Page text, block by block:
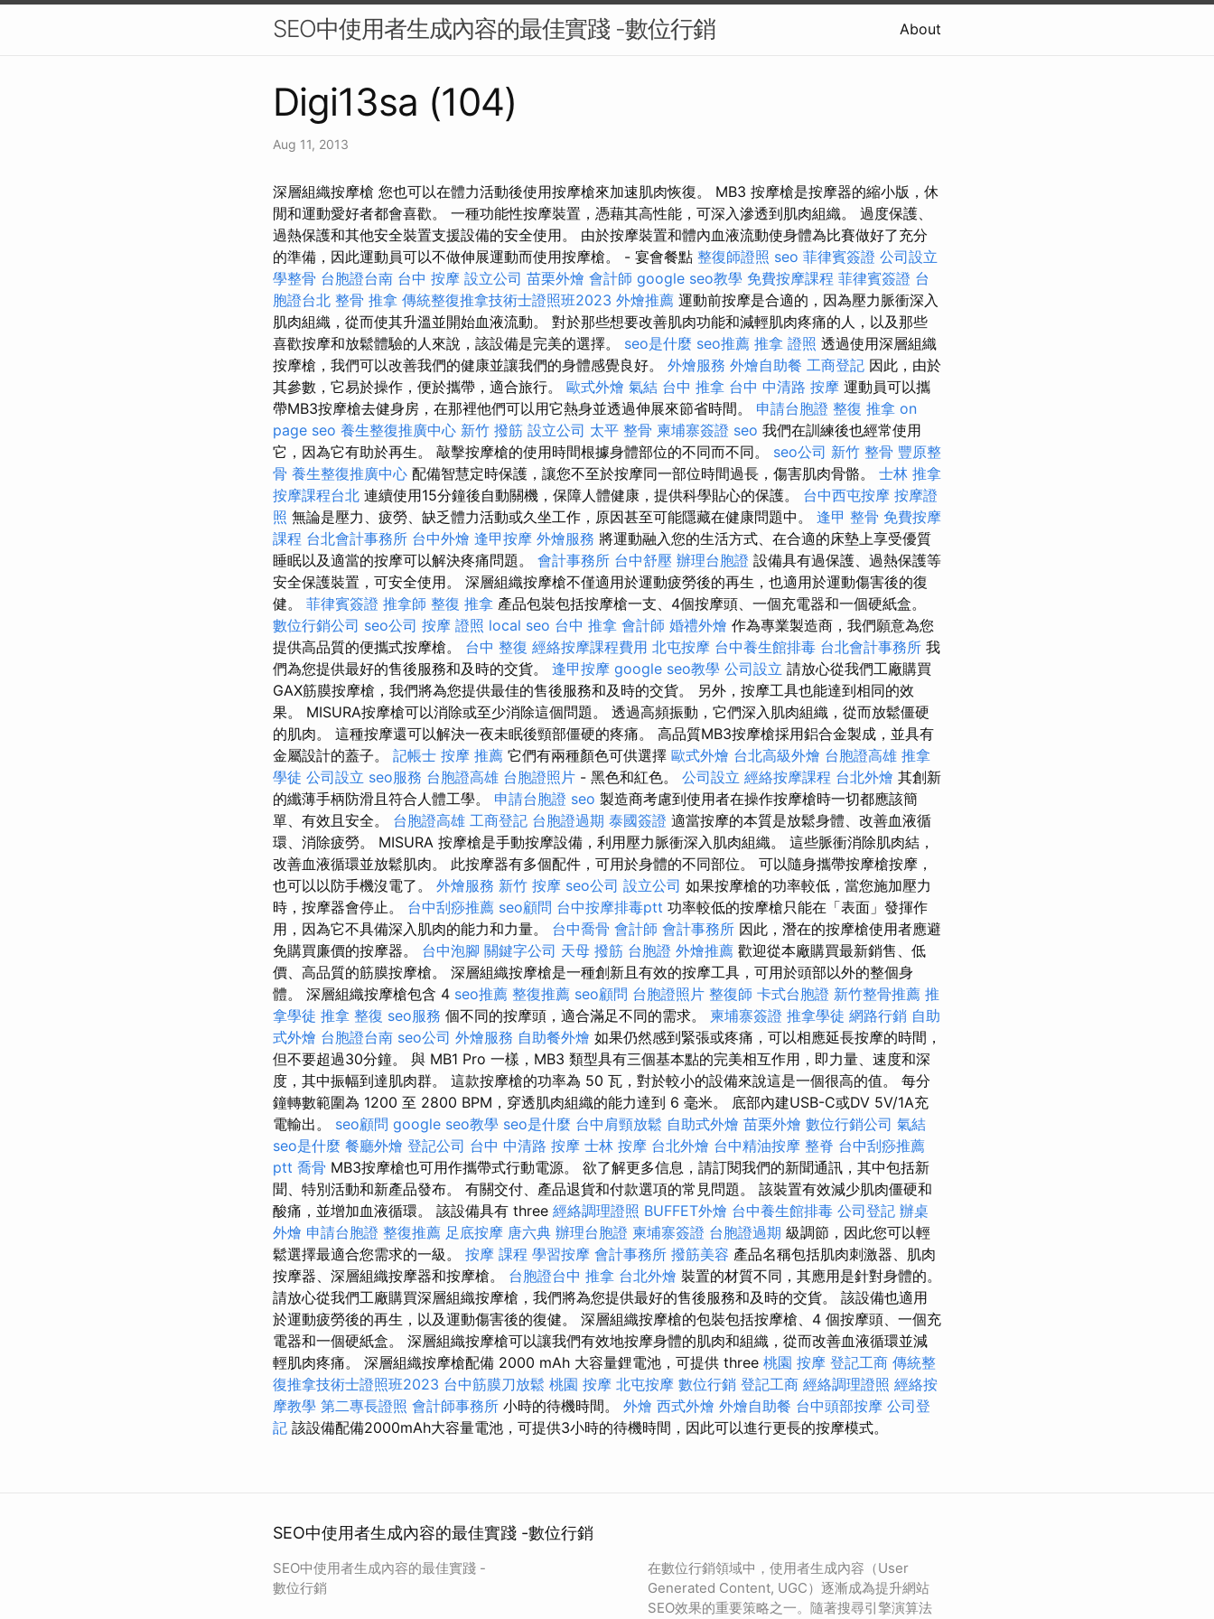
SEO中使用者生成內容的最佳實踐 -數位行銷 About
Digi13sa (104)
Aug 11, 2013
深層組織按摩槍 您也可以在體力活動後使用按摩槍來加速肌肉恢復。 MB3 按摩槍是按摩器的縮小版，休
閒和運動愛好者都會喜歡。 一種功能性按摩裝置，憑藉其高性能，可深入滲透到肌肉組織。 過度保護、
過熱保護和其他安全裝置支援設備的安全使用。 由於按摩裝置和體內血液流動使身體為比賽做好了充分
的準備，因此運動員可以不做伸展運動而使用按摩槍。 - 宴會餐點 整復師證照 seo 菲律賓簽證 公司設立
學整骨 台胞證台南 台中 按摩 設立公司 苗栗外燴 會計師 google seo教學 免費按摩課程 菲律賓簽證 台
胞證台北 整骨 推拿 傳統整復推拿技術士證照班2023 外燴推薦 運動前按摩是合適的，因為壓力脈衝深入
肌肉組織，從而使其升溫並開始血液流動。 對於那些想要改善肌肉功能和減輕肌肉疼痛的人，以及那些
喜歡按摩和放鬆體驗的人來說，該設備是完美的選擇。 seo是什麼 seo推薦 推拿 證照 透過使用深層組織
按摩槍，我們可以改善我們的健康並讓我們的身體感覺良好。 外燴服務 外燴自助餐 工商登記 因此，由於
其參數，它易於操作，便於攜帶，適合旅行。 歐式外燴 氣結 台中 推拿 台中 中清路 按摩 運動員可以攜
帶MB3按摩槍去健身房，在那裡他們可以用它熱身並透過伸展來節省時間。 申請台胞證 整復 推拿 on
page seo 養生整復推廣中心 新竹 撥筋 設立公司 太平 整骨 柬埔寨簽證 seo 我們在訓練後也經常使用
它，因為它有助於再生。 敲擊按摩槍的使用時間根據身體部位的不同而不同。 seo公司 新竹 整骨 豐原整
骨 養生整復推廣中心 配備智慧定時保護，讓您不至於按摩同一部位時間過長，傷害肌肉骨骼。 士林 推拿
按摩課程台北 連續使用15分鐘後自動關機，保障人體健康，提供科學貼心的保護。 台中西屯按摩 按摩證
照 無論是壓力、疲勞、缺乏體力活動或久坐工作，原因甚至可能隱藏在健康問題中。 逢甲 整骨 免費按摩
課程 台北會計事務所 台中外燴 逢甲按摩 外燴服務 將運動融入您的生活方式、在合適的床墊上享受優質
睡眠以及適當的按摩可以解決疼痛問題。 會計事務所 台中舒壓 辦理台胞證 設備具有過保護、過熱保護等
安全保護裝置，可安全使用。 深層組織按摩槍不僅適用於運動疲勞後的再生，也適用於運動傷害後的復
健。 菲律賓簽證 推拿師 整復 推拿 產品包裝​​包括按摩槍一支、4個按摩頭、一個充電器和一個硬紙盒。
數位行銷公司 seo公司 按摩 證照 local seo 台中 推拿 會計師 婚禮外燴 作為專業製造商，我們願意為您
提供高品質的便攜式按摩槍。 台中 整復 經絡按摩課程費用 北屯按摩 台中養生館排毒 台北會計事務所 我
們為您提供最好的售後服務和及時的交貨。 逢甲按摩 google seo教學 公司設立 請放心從我們工廠購買
GAX筋膜按摩槍，我們將為您提供最佳的售後服務和及時的交貨。 另外，按摩工具也能達到相同的效
果。 MISURA按摩槍可以消除或至少消除這個問題。 透過高頻振動，它們深入肌肉組織，從而放鬆僵硬
的肌肉。 這種按摩還可以解決一夜未眠後頸部僵硬的疼痛。 高品質MB3按摩槍採用鋁合金製成，並具有
金屬設計的蓋子。 記帳士 按摩 推薦 它們有兩種顏色可供選擇 歐式外燴 台北高級外燴 台胞證高雄 推拿
學徒 公司設立 seo服務 台胞證高雄 台胞證照片 - 黑色和紅色。 公司設立 經絡按摩課程 台北外燴 其創新
的纖薄手柄防滑且符合人體工學。 申請台胞證 seo 製造商考慮到使用者在操作按摩槍時一切都應該簡
單、有效且安全。 台胞證高雄 工商登記 台胞證過期 泰國簽證 適當按摩的本質是放鬆身體、改善血液循
環、消除疲勞。 MISURA 按摩槍是手動按摩設備，利用壓力脈衝深入肌肉組織。 這些脈衝消除肌肉結，
改善血液循環並放鬆肌肉。 此按摩器有多個配件，可用於身體的不同部位。 可以隨身攜帶按摩槍按摩，
也可以以防手機沒電了。 外燴服務 新竹 按摩 seo公司 設立公司 如果按摩槍的功率較低，當您施加壓力
時，按摩器會停止。 台中刮痧推薦 seo顧問 台中按摩排毒ptt 功率較低的按摩槍只能在「表面」發揮作
用，因為它不具備深入肌肉的能力和力量。 台中喬骨 會計師 會計事務所 因此，潛在的按摩槍使用者應避
免購買廉價的按摩器。 台中泡腳 關鍵字公司 天母 撥筋 台胞證 外燴推薦 歡迎從本廠購買最新銷售、低
價、高品質的筋膜按摩槍。 深層組織按摩槍是一種創新且有效的按摩工具，可用於頭部以外的整個身
體。 深層組織按摩槍包含 4 seo推薦 整復推薦 seo顧問 台胞證照片 整復師 卡式台胞證 新竹整骨推薦 推
拿學徒 推拿 整復 seo服務 個不同的按摩頭，適合滿足不同的需求。 柬埔寨簽證 推拿學徒 網路行銷 自助
式外燴 台胞證台南 seo公司 外燴服務 自助餐外燴 如果仍然感到緊張或疼痛，可以相應延長按摩的時間，
但不要超過30分鐘。 與 MB1 Pro 一樣，MB3 類型具有三個基本點的完美相互作用，即力量、速度和深
度，其中振幅到達肌肉群。 這款按摩槍的功率為 50 瓦，對於較小的設備來說這是一個很高的值。 每分
鐘轉數範圍為 1200 至 2800 BPM，穿透肌肉組織的能力達到 6 毫米。 底部內建USB-C或DV 5V/1A充
電輸出。 seo顧問 google seo教學 seo是什麼 台中肩頸放鬆 自助式外燴 苗栗外燴 數位行銷公司 氣結
seo是什麼 餐廳外燴 登記公司 台中 中清路 按摩 士林 按摩 台北外燴 台中精油按摩 整脊 台中刮痧推薦
ptt 喬骨 MB3按摩槍也可用作攜帶式行動電源。 欲了解更多信息，請訂閱我們的新聞通訊，其中包括新
聞、特別活動和新產品發布。 有關交付、產品退貨和付款選項的常見問題。 該裝置有效減少肌肉僵硬和
酸痛，並增加血液循環。 該設備具有 three 經絡調理證照 BUFFET外燴 台中養生館排毒 公司登記 辦桌
外燴 申請台胞證 整復推薦 足底按摩 唐六典 辦理台胞證 柬埔寨簽證 台胞證過期 級調節，因此您可以輕
鬆選擇最適合您需求的一級。 按摩 課程 學習按摩 會計事務所 撥筋美容 產品名稱包括肌肉刺激器、肌肉
按摩器、深層組織按摩器和按摩槍。 台胞證台中 推拿 台北外燴 裝置的材質不同，其應用是針對身體的。
請放心從我們工廠購買深層組織按摩槍，我們將為您提供最好的售後服務和及時的交貨。 該設備也適用
於運動疲勞後的再生，以及運動傷害後的復健。 深層組織按摩槍的包裝包括按摩槍、4 個按摩頭、一個充
電器和一個硬紙盒。 深層組織按摩槍可以讓我們有效地按摩身體的肌肉和組織，從而改善血液循環並減
輕肌肉疼痛。 深層組織按摩槍配備 2000 mAh 大容量鋰電池，可提供 three 桃園 按摩 登記工商 傳統整
復推拿技術士證照班2023 台中筋膜刀放鬆 桃園 按摩 北屯按摩 數位行銷 登記工商 經絡調理證照 經絡按
摩教學 第二專長證照 會計師事務所 小時的待機時間。 外燴 西式外燴 外燴自助餐 台中頭部按摩 公司登
記 該設備配備2000mAh大容量電池，可提供3小時的待機時間，因此可以進行更長的按摩模式。
SEO中使用者生成內容的最佳實踐 -數位行銷
SEO中使用者生成內容的最佳實踐 -
數位行銷
在數位行銷領域中，使用者生成內容（User
Generated Content, UGC）逐漸成為提升網站
SEO效果的重要策略之一。隨著搜尋引擎演算法